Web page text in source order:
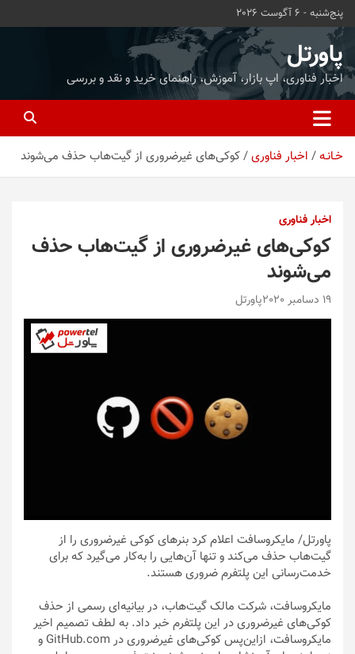
محتوا
بروید
پنج‌شنبه - 6 آگوست 2026
پاورتل
اخبار فناوری، اپ بازار، آموزش، راهنمای خرید و نقد و بررسی
خـانـه اخبار فناوری کوکی‌های غیرضروری از گیت‌هاب حذف می‌شوند
اخبار فناوری
کوکی‌های غیرضروری از گیت‌هاب حذف
می‌شوند
19 دسامبر 2020 پاورتل
پاورتل/ مایکروسافت اعلام کرد بنرهای کوکی غیرضروری را از
گیت‌هاب حذف می‌کند و تنها آن‌هایی را به‌کار می‌گیرد که برای
خدمت‌رسانی این پلتفرم ضروری هستند.
مایکروسافت، شرکت مالک گیت‌هاب، در بیانیه‌ای رسمی از حذف
کوکی‌های غیرضروری در این پلتفرم خبر داد. به لطف تصمیم اخیر
مایکروسافت، ازاین‌پس کوکی‌های غیرضروری در GitHub.com و